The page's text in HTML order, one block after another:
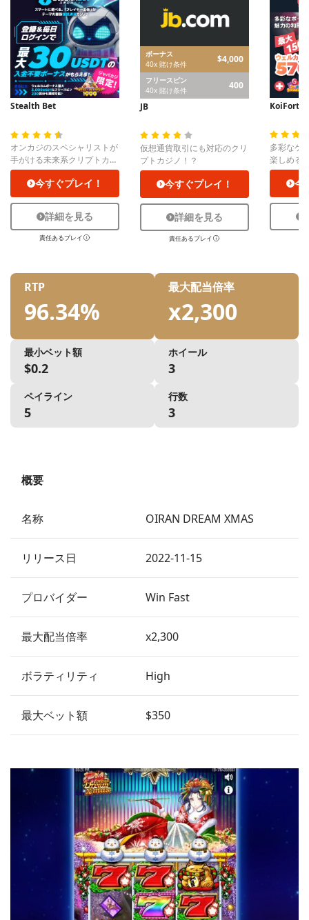
Stealth Bet
オンカジのスペシャリストが
手がける未来系クリプトカジ
ノ！
今すぐプレイ！
詳細を見る
責任あるプレイ
ボーナス
40x 賭け条件
$4,000
フリースピン
40x 賭け条件
400
JB
仮想通貨取引にも対応のクリ
プトカジノ！？
今すぐプレイ！
詳細を見る
責任あるプレイ
多彩なゲ
楽しめる
ノ」
今
RTP
96.34%
最大配当倍率
x2,300
最小ベット額
$0.2
ホイール
3
ペイライン
5
行数
3
概要
名称 OIRAN DREAM XMAS
リリース日 2022-11-15
プロバイダー Win Fast
最大配当倍率 x2,300
ボラティリティ High
最大ベット額 $350